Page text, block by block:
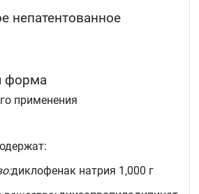
непатентованное
форма
применения
диклофенак натрия 1,000 г